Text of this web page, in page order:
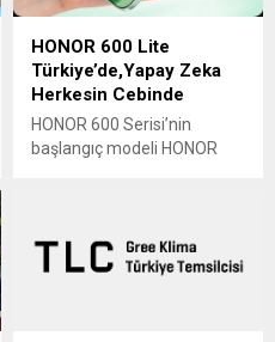
HONOR 600 Lite
Türkiye’de,Yapay Zeka
Herkesin Cebinde
HONOR 600 Serisi’nin
başlangıç modeli HONOR
Türkiye’de satışa sunuldu.
108 MP kamera, 6520 mAh